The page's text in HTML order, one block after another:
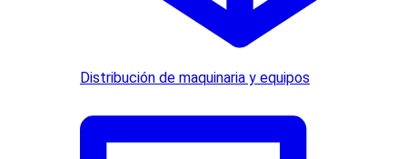
Distribución de maquinaria y equipos